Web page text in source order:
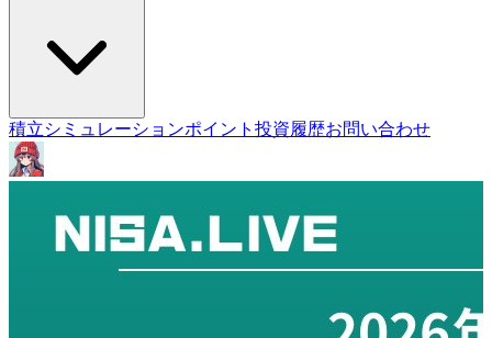
積立シミュレーションポイント投資履歴お問い合わせ